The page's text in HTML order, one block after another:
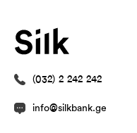
(032) 2 242 242
info@silkbank.ge